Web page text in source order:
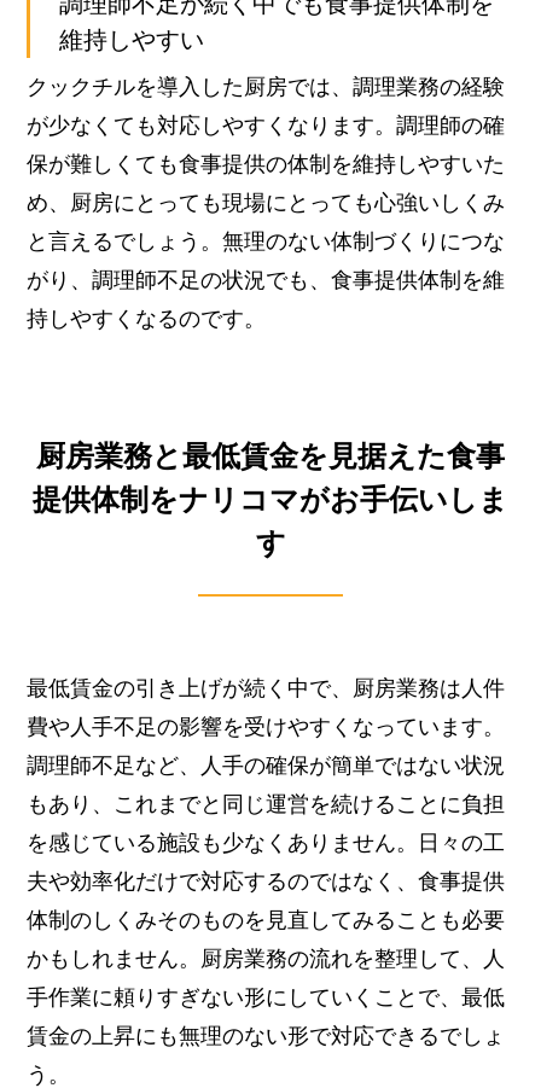
維持しやすい
クックチルを導入した厨房では、調理業務の経験
が少なくても対応しやすくなります。調理師の確
保が難しくても食事提供の体制を維持しやすいた
め、厨房にとっても現場にとっても心強いしくみ
と言えるでしょう。無理のない体制づくりにつな
がり、調理師不足の状況でも、食事提供体制を維
持しやすくなるのです。
厨房業務と最低賃金を見据えた食事
提供体制をナリコマがお手伝いしま
す
最低賃金の引き上げが続く中で、厨房業務は人件
費や人手不足の影響を受けやすくなっています。
調理師不足など、人手の確保が簡単ではない状況
もあり、これまでと同じ運営を続けることに負担
を感じている施設も少なくありません。
日々の工
夫や効率化だけで対応するのではなく、食事提供
体制のしくみそのものを見直してみることも必要
かもしれません。厨房業務の流れを整理して、人
手作業に頼りすぎない形にしていくことで、最低
賃金の上昇にも無理のない形で対応できるでしょ
う。